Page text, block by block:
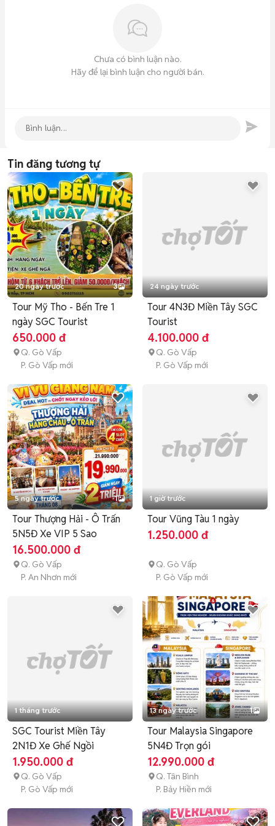
📍 1147 Phan Văn Trị, Phường Gò Vấp, TP. Hồ Chí Minh
điểm đến là một kỷ niệm đáng nhớ.
Chưa có bình luận nào.
Hãy để lại bình luận cho người bán.
Tin đăng tương tự
20 ngày trước 3
Tour Mỹ Tho - Bến Tre 1
ngày SGC Tourist
650.000 đ
Q. Gò Vấp
P. Gò Vấp mới
24 ngày trước
Tour 4N3Đ Miền Tây SGC
Tourist
4.100.000 đ
Q. Gò Vấp
P. Gò Vấp mới
5 ngày trước 1
Tour Thượng Hải - Ô Trấn
5N5Đ Xe VIP 5 Sao
16.500.000 đ
Q. Gò Vấp
P. An Nhơn mới
1 giờ trước
Tour Vũng Tàu 1 ngày
1.250.000 đ
Q. Gò Vấp
P. Gò Vấp mới
1 tháng trước
SGC Tourist Miền Tây
2N1Đ Xe Ghế Ngồi
1.950.000 đ
Q. Gò Vấp
P. Gò Vấp mới
13 ngày trước 1
Tour Malaysia Singapore
5N4Đ Trọn gói
12.990.000 đ
Q. Tân Bình
P. Bảy Hiền mới